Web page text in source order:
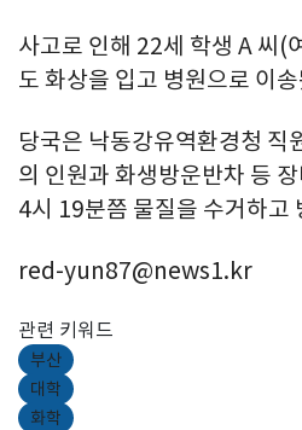
사고로 인해 22세 학생 A 씨(
도 화상을 입고 병원으로 이
당국은 낙동강유역환경청 직
의 인원과 화생방운반차 등
4시 19분쯤 물질을 수거하고
red-yun87@news1.kr
관련 키워드
부산
대학
화학